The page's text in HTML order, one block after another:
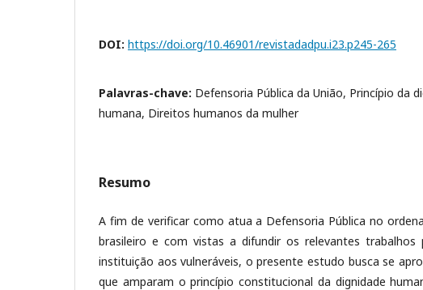
DOI: https://doi.org/10.46901/revistadadpu.i23.p245-265
Palavras-chave: Defensoria Pública da União, Princípio da
humana, Direitos humanos da mulher
Resumo
A fim de verificar como atua a Defensoria Pública no
brasileiro e com vistas a difundir os relevantes trabalhos
instituição aos vulneráveis, o presente estudo busca se
que amparam o princípio constitucional da dignidade